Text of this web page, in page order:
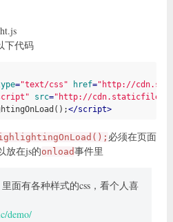
下代码
="text/css" href="http://
src="http://
</script>
必须在页面
放在js的onload事件里
面有各种样式的css，看个人喜
demo/